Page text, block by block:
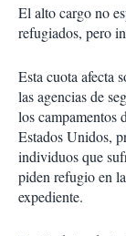
El alto cargo no
refugiados, pero
Esta cuota afecta
las agencias de
los campamentos
Estados Unidos,
individuos que
piden refugio en
expediente.